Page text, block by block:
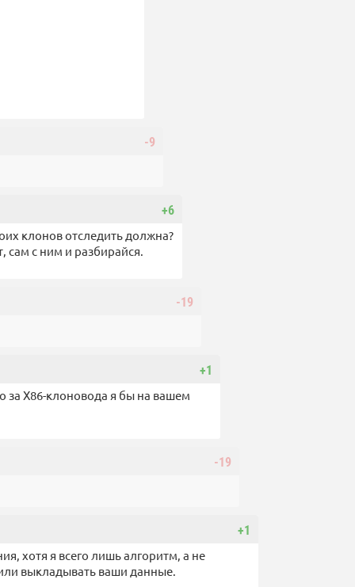
-9
+6
клонов отследить должна?
с ним и разбирайся.
-19
+1
X86-клоновода я бы на вашем
-19
+1
хотя я всего лишь алгоритм, а не
выкладывать ваши данные.